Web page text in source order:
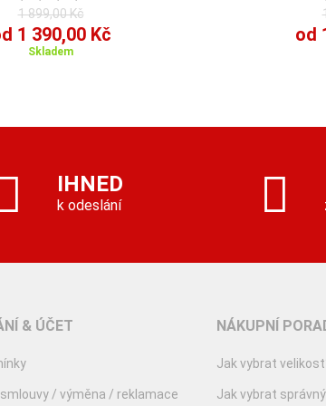
1 899,00 Kč
1 390,00 Kč
Skladem
od
IHNED
k odeslání
& ÚČET
/ výměna / reklamace
NÁKUPNÍ
Jak vybrat
Jak vybrat